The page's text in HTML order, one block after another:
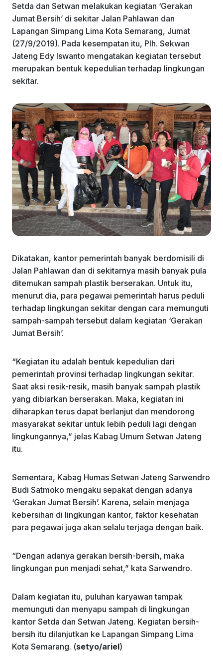
Setda dan Setwan melakukan kegiatan ‘Gerakan
Jumat Bersih’ di sekitar Jalan Pahlawan dan
Lapangan Simpang Lima Kota Semarang, Jumat
(27/9/2019). Pada kesempatan itu, Plh. Sekwan
Jateng Edy Iswanto mengatakan kegiatan tersebut
merupakan bentuk kepedulian terhadap lingkungan
sekitar.
Dikatakan, kantor pemerintah banyak berdomisili di
Jalan Pahlawan dan di sekitarnya masih banyak pula
ditemukan sampah plastik berserakan. Untuk itu,
menurut dia, para pegawai pemerintah harus peduli
terhadap lingkungan sekitar dengan cara memunguti
sampah-sampah tersebut dalam kegiatan ‘Gerakan
Jumat Bersih’.
“Kegiatan itu adalah bentuk kepedulian dari
pemerintah provinsi terhadap lingkungan sekitar.
Saat aksi resik-resik, masih banyak sampah plastik
yang dibiarkan berserakan. Maka, kegiatan ini
diharapkan terus dapat berlanjut dan mendorong
masyarakat sekitar untuk lebih peduli lagi dengan
lingkungannya,” jelas Kabag Umum Setwan Jateng
itu.
Sementara, Kabag Humas Setwan Jateng Sarwendro
Budi Satmoko mengaku sepakat dengan adanya
‘Gerakan Jumat Bersih’. Karena, selain menjaga
kebersihan di lingkungan kantor, faktor kesehatan
para pegawai juga akan selalu terjaga dengan baik.
“Dengan adanya gerakan bersih-bersih, maka
lingkungan pun menjadi sehat,” kata Sarwendro.
Dalam kegiatan itu, puluhan karyawan tampak
memunguti dan menyapu sampah di lingkungan
kantor Setda dan Setwan Jateng. Kegiatan bersih-
bersih itu dilanjutkan ke Lapangan Simpang Lima
Kota Semarang. (setyo/ariel)